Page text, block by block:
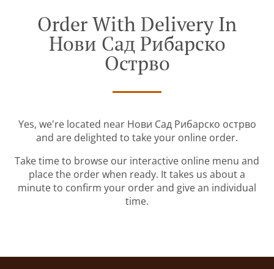
Order With Delivery In
Нови Сад Рибарско
Острво
Yes, we're located near Нови Сад Рибарско острво
and are delighted to take your online order.
Take time to browse our interactive online menu and
place the order when ready. It takes us about a
minute to confirm your order and give an individual
time.